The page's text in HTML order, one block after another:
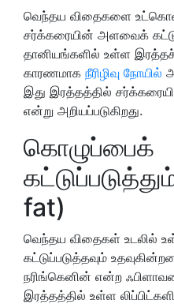
வெந்தய விதைகளை
சர்க்கரையின் அளவைக்
தானியங்களில் உள்ள
காரணமாக நீரிழிவு நோயில்
இது இரத்தத்தில்
என்று அறியப்படுகிறது.
கொழுப்பைக்
fat)
வெந்தய விதைகள் உடலில்
கட்டுப்படுத்தவும்
நரிங்கெனின் என்ற
இரத்தத்தில் உள்ள